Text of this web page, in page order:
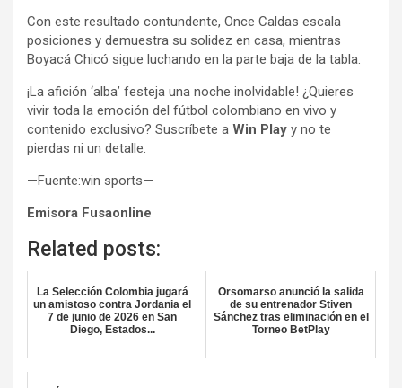
Con este resultado contundente, Once Caldas escala
posiciones y demuestra su solidez en casa, mientras
Boyacá Chicó sigue luchando en la parte baja de la tabla.
¡La afición ‘alba’ festeja una noche inolvidable! ¿Quieres
vivir toda la emoción del fútbol colombiano en vivo y
contenido exclusivo? Suscríbete a Win Play y no te
pierdas ni un detalle.
—Fuente:win sports—
Emisora Fusaonline
Related posts:
La Selección Colombia jugará
un amistoso contra Jordania el
7 de junio de 2026 en San
Diego, Estados...
Orsomarso anunció la salida
de su entrenador Stiven
Sánchez tras eliminación en el
Torneo BetPlay